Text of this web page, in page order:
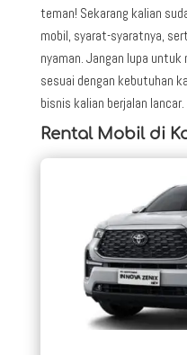
teman! Sekarang kalian
mobil, syarat-syaratnya,
nyaman. Jangan lupa untuk
sesuai dengan kebutuhan
bisnis kalian berjalan
Rental Mobil di